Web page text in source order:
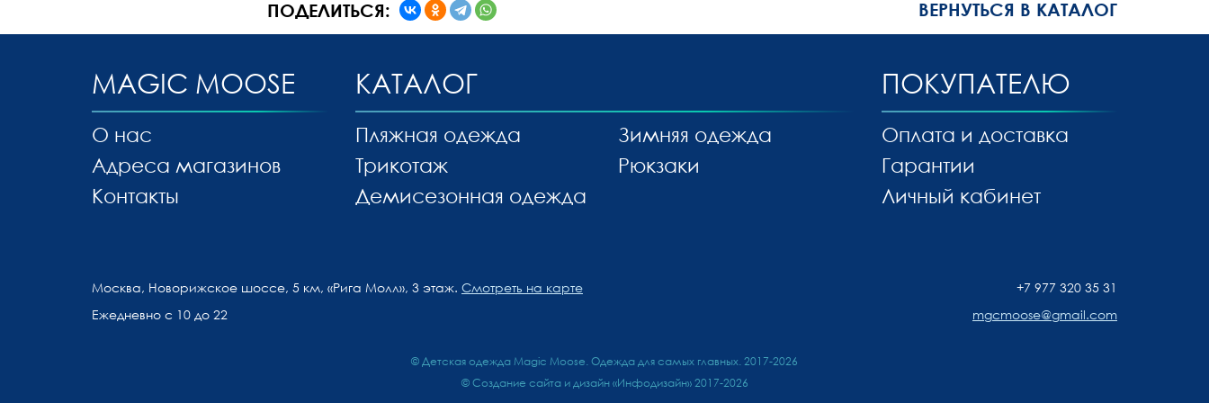
ПОДЕЛИТЬСЯ: ВЕРНУТЬСЯ В КАТАЛОГ
MAGIC MOOSE
О нас
Адреса магазинов
Контакты
КАТАЛОГ
Пляжная одежда
Трикотаж
Демисезонная одежда
Зимняя одежда
Рюкзаки
ПОКУПАТЕЛЮ
Оплата и доставка
Гарантии
Личный кабинет
Москва, Новорижское шоссе, 5 км, «Рига Молл», 3 этаж. Смотреть на карте
Ежедневно с 10 до 22
+7 977 320 35 31
mgcmoose@gmail.com
© Детская одежда Magic Moose. Одежда для самых главных. 2017-2026
© Создание сайта и дизайн «Инфодизайн»2017-2026